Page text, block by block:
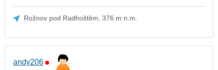
Rožnov pod Radhoštěm, 376 m n.m.
andy206